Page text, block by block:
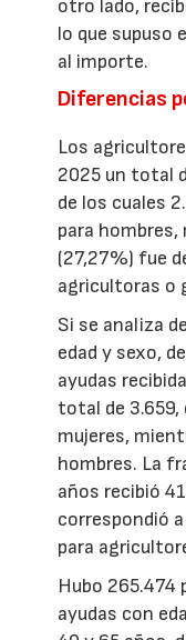
otro lado,
lo que supuso
al importe.
Diferencias
Los
2025 un total
de los cuales
para
(27,27%) fue
agricultoras o
Si se analiza
edad y sexo,
ayudas
total de 3.659,
mujeres,
hombres. La
años recibió
correspondió
para
Hubo 265.474
ayudas con